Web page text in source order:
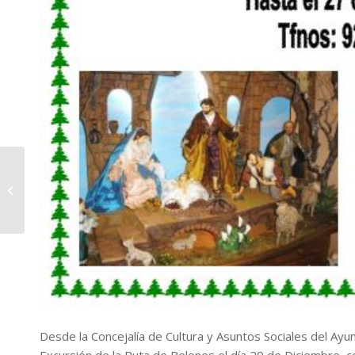
Desde la Concejalía de Cultura y Asuntos Sociales del
Último día para visitar
el Belén Viviente De
Puntallana 2011